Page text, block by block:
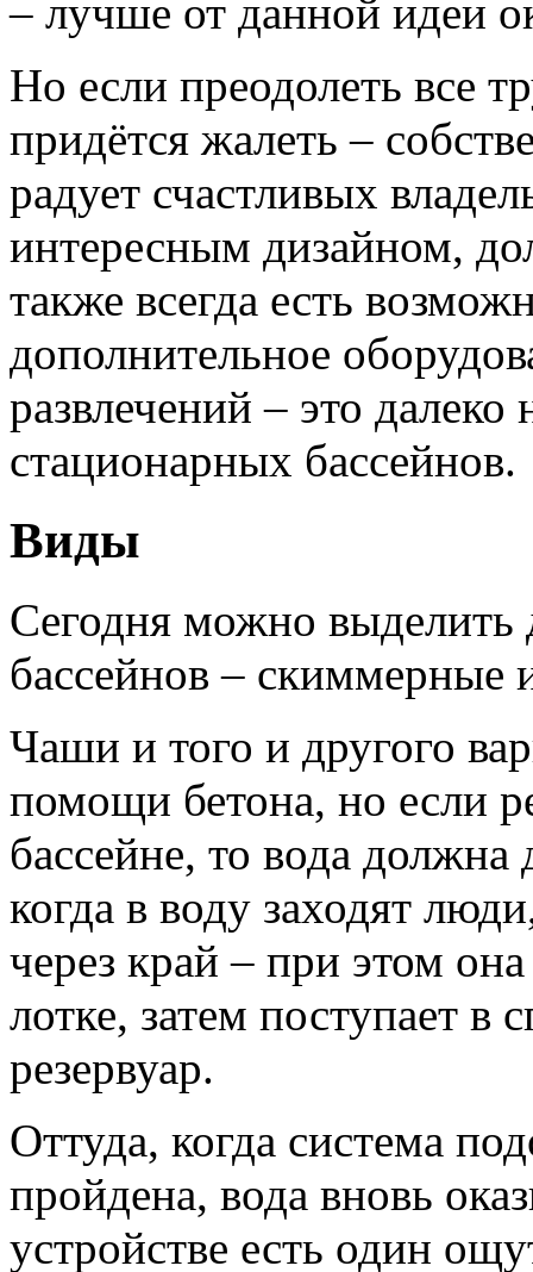
– лучше от данной идеи
Но если преодолеть все
придётся жалеть –
радует счастливых
интересным дизайном,
также всегда есть
дополнительное
развлечений – это
стационарных бассейнов.
Виды
Сегодня можно выделить
бассейнов – скиммерные
Чаши и того и другого
помощи бетона, но если
бассейне, то вода должна
когда в воду заходят
через край – при этом
лотке, затем поступает в
резервуар.
Оттуда, когда система
пройдена, вода вновь
устройстве есть один